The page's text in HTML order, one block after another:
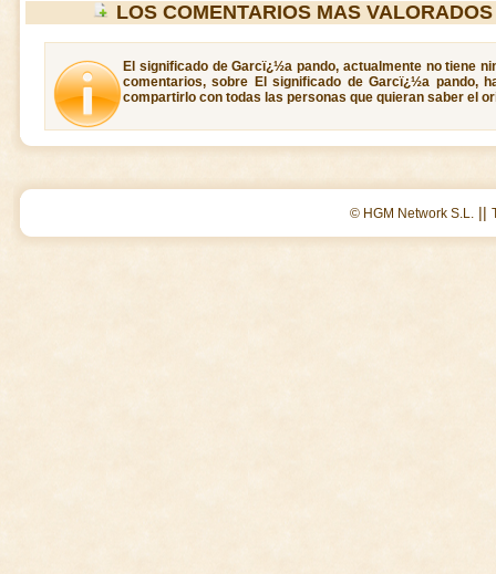
LOS COMENTARIOS MAS
El significado de Garcï¿½a pando, actualmente no tiene
comentarios, sobre El significado de Garcï¿½a pando,
compartirlo con todas las personas que quieran saber el
© HGM Network S.L. ||